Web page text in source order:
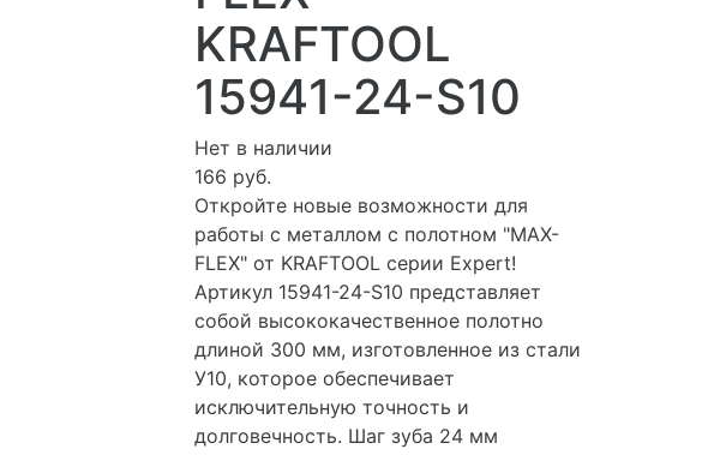
KRAFTOOL
15941-24-S10
Нет в наличии
166 руб.
Откройте новые возможности для
работы с металлом с полотном "MAX-
FLEX" от KRAFTOOL серии Expert!
Артикул 15941-24-S10 представляет
собой высококачественное полотно
длиной 300 мм, изготовленное из стали
У10, которое обеспечивает
исключительную точность и
долговечность. Шаг зуба 24 мм